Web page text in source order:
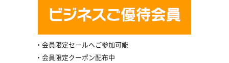
会員限定セールへご参加可能
会員限定クーポン配布中